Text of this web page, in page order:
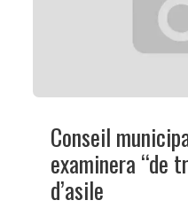
Conseil
examinera “de
d’asile